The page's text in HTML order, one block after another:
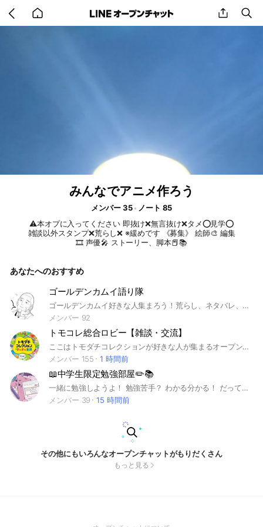
back
to
share
みんなでアニメ作ろう
メンバー 35
ノート 85
⚠️本オプに入ってください 即抜け❌無言抜け❌タメ⭕️見学⭕️
雑談以外スタンプ❌荒らし❌ ※緩めです 《募集》 絵師🎨 編集
🎞 声優🎤 ストーリー、脚本📕📚
あなたへのおすすめ
ゴールデンカムイ語り隊
ゴールデンカムイ好きな人集まろう！荒らし、ネタバレ、即抜け、なりきり、その他ほかの人が嫌がることは❌ ネタバレはアニメ放送から1週間経ったらOK、それまではスレッドでよろしくね〜🙏🏻 腐、他界隈、相談ルームあります🙆‍♀️ ＃ゴールデンカムイ＃金カム
メンバー 92
トモコレ総合ロビー【雑談・交流】
ここはトモダチコレクションが好きな人が集まるオープンチャットです！ みんな優しくて温かい所です！ 即抜け❌️荒らし❌️ 島の様子・住民・面白い出来事・神展開など自由に共有OK 初心者〜ガチ勢まで誰でも歓迎！ 参加お待ちしております！ #トモダチコレクションわくわく生活#トモコレ#トモダチコレクション#任天堂
メンバー 155
1 時間前
📖中学生限定勉強部屋✏️📚
一緒に勉強しようよ！ 勉強苦手？ わかる分かる！ だって私も勉強嫌いだもん！笑 でも学校とおんなじで みんなとやればちょっとできるくない？ 新しく始まる部活も、 勉強も、友達関係も 一緒に成功させよう！ 今からでも遅くない！！！ もちろん雑談もOKだよ！ ここまで読んでくれた君の参加 待ってるよ！！ *･゜ﾟ･*:.｡.ルール .｡.:*･゜ﾟ･* 荒らし ❌ 雑談 ⭕️ 下ネタ ❌ タメ口 ⭕️ 即抜けはしてほしくないけど抜けるなら一言言ってほしいﾃﾞｽ *･゜ﾟ･*:.｡.記録.｡.:*･゜ﾟ･* 2025/07/14 結成 2025/09/16 20人！ 2025/10/10 30人！ 2025/11/12 40人！ 2025/11/27 50人！ *･゜ﾟ･*:.｡ハッシュタグ.｡.:*･゜ﾟ･* #勉強 #同い年 #雑談
メンバー 39
15 時間前
その他にもいろんなオープンチャットがもりだくさん
もっと見る